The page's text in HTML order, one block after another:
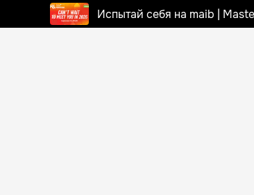
Испытай себя на maib |